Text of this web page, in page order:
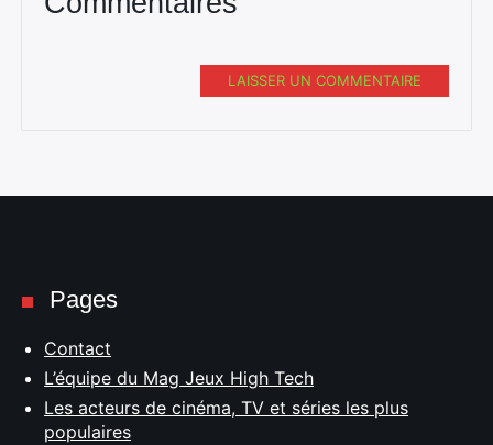
LAISSER UN COMMENTAIRE
Pages
Contact
L’équipe du Mag Jeux High Tech
Les acteurs de cinéma, TV et séries les plus
populaires